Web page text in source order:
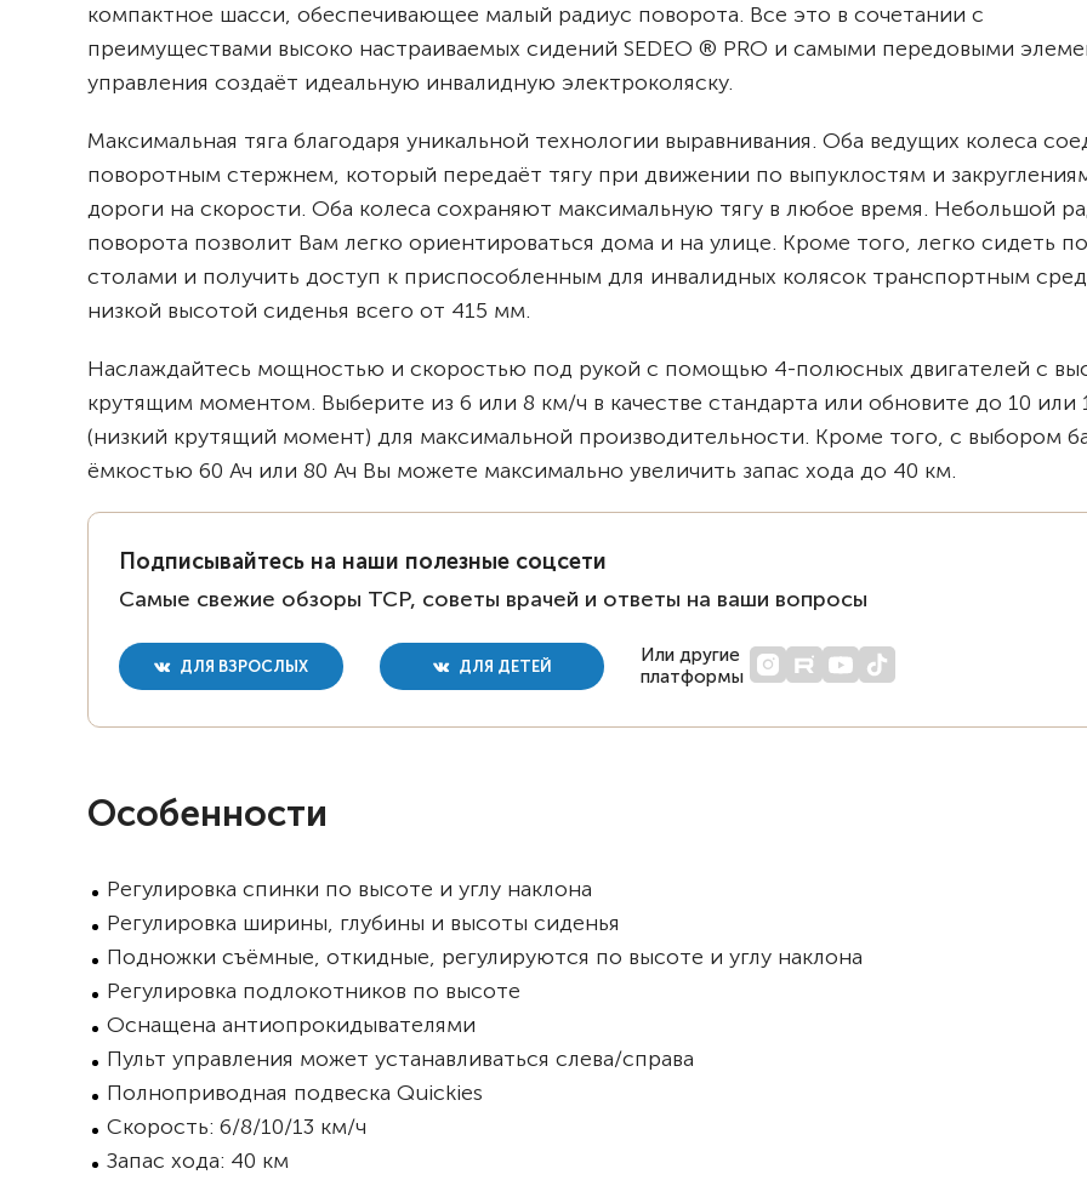
компактное шасси, обеспечивающее малый радиус поворота. Все это в сочетании с
преимуществами высоко настраиваемых сидений SEDEO ® PRO и самыми передовыми
управления создаёт идеальную инвалидную электроколяску.
Максимальная тяга благодаря уникальной технологии выравнивания. Оба ведущих колеса
поворотным стержнем, который передаёт тягу при движении по выпуклостям и
дороги на скорости. Оба колеса сохраняют максимальную тягу в любое время. Небольшой
поворота позволит Вам легко ориентироваться дома и на улице. Кроме того, легко сидеть
столами и получить доступ к приспособленным для инвалидных колясок транспортным
низкой высотой сиденья всего от 415 мм.
Наслаждайтесь мощностью и скоростью под рукой с помощью 4-полюсных двигателей с
крутящим моментом. Выберите из 6 или 8 км/ч в качестве стандарта или обновите до 10 или
(низкий крутящий момент) для максимальной производительности. Кроме того, с выбором
ёмкостью 60 Ач или 80 Ач Вы можете максимально увеличить запас хода до 40 км.
Подписывайтесь на наши полезные соцсети
Самые свежие обзоры ТСР, советы врачей и ответы на ваши вопросы
ДЛЯ ВЗРОСЛЫХ ДЛЯ ДЕТЕЙ
Или другие
платформы
Особенности
Регулировка спинки по высоте и углу наклона
Регулировка ширины, глубины и высоты сиденья
Подножки съёмные, откидные, регулируются по высоте и углу наклона
Регулировка подлокотников по высоте
Оснащена антиопрокидывателями
Пульт управления может устанавливаться слева/справа
Полноприводная подвеска Quickies
Скорость: 6/8/10/13 км/ч
Запас хода: 40 км